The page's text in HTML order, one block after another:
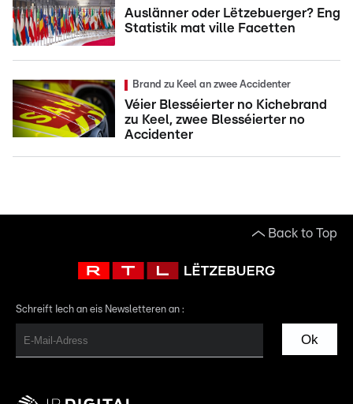
Auslänner oder Lëtzebuerger? Eng
Statistik mat ville Facetten
Brand zu Keel an zwee Accidenter
Véier Blesséierter no Kichebrand
zu Keel, zwee Blesséierter no
Accidenter
Back to Top
Schreift Iech an eis Newsletteren an :
Ok